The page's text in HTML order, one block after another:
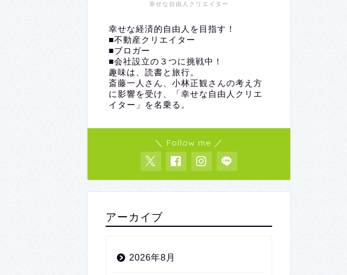
幸せな自由人クリエイター
幸せな経済的自由人を目指す！
■不動産クリエイター
■ブロガー
■会社設立の３つに挑戦中！
趣味は、読書と旅行。
斎藤一人さん、小林正観さんの考え方
に影響を受け、「幸せな自由人クリエ
イター」を名乗る。
＼ Follow me ／
アーカイブ
2026年8月